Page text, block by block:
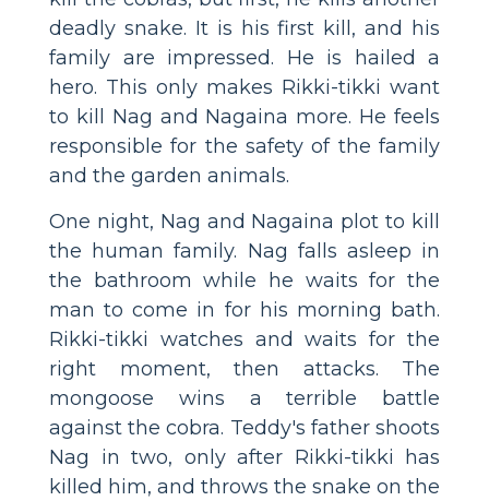
deadly snake. It is his first kill, and his
family are impressed. He is hailed a
hero. This only makes Rikki-tikki want
to kill Nag and Nagaina more. He feels
responsible for the safety of the family
and the garden animals.
One night, Nag and Nagaina plot to kill
the human family. Nag falls asleep in
the bathroom while he waits for the
man to come in for his morning bath.
Rikki-tikki watches and waits for the
right moment, then attacks. The
mongoose wins a terrible battle
against the cobra. Teddy's father shoots
Nag in two, only after Rikki-tikki has
killed him, and throws the snake on the